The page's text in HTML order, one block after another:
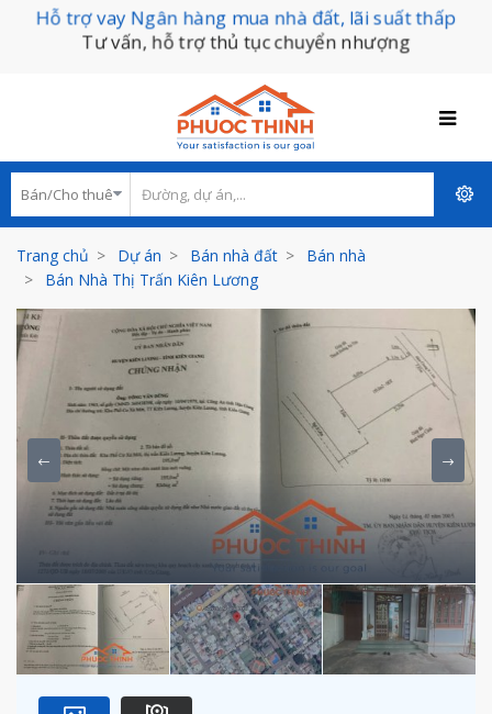
Hỗ trợ vay Ngân hàng mua nhà đất, lãi suất thấp
Tư vấn, hỗ trợ thủ tục chuyển nhượng
Trang chủ Dự án Bán nhà đất
Bán nhà
Bán Nhà Thị Trấn Kiên Lương